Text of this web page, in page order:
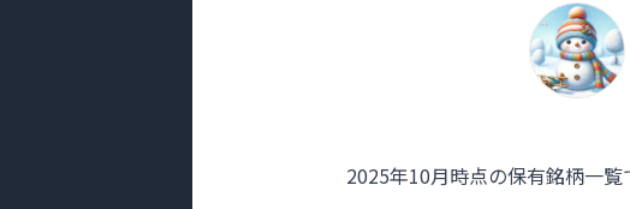
2025年10月時点の保有銘柄一覧